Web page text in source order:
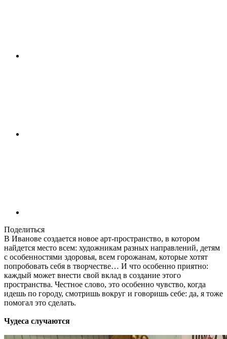
Поделиться
В Иванове создается новое арт-пространство, в котором
найдется место всем: художникам разных направлений, детям
с особенностями здоровья, всем горожанам, которые хотят
попробовать себя в творчестве… И что особенно приятно:
каждый может внести свой вклад в создание этого
пространства. Честное слово, это особенно чувство, когда
идешь по городу, смотришь вокруг и говоришь себе: да, я тоже
помогал это сделать.
Чудеса случаются